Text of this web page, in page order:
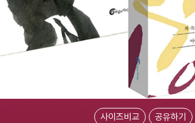
사이즈비교 공유하기